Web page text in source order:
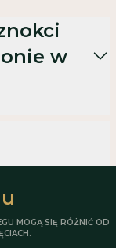
w
MOGĄ SIĘ RÓŻNIĆ OD